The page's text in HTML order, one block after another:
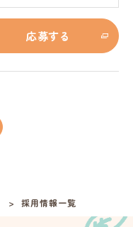
応募する
採用情報一覧